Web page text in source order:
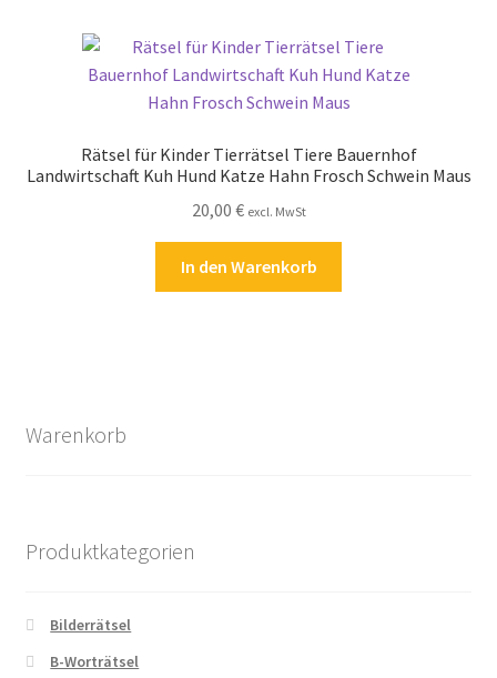
Rätsel für Kinder Tierrätsel Tiere Bauernhof
Landwirtschaft Kuh Hund Katze Hahn Frosch Schwein Maus
20,00 € excl. MwSt
In den Warenkorb
Warenkorb
Produktkategorien
Bilderrätsel
B-Worträtsel